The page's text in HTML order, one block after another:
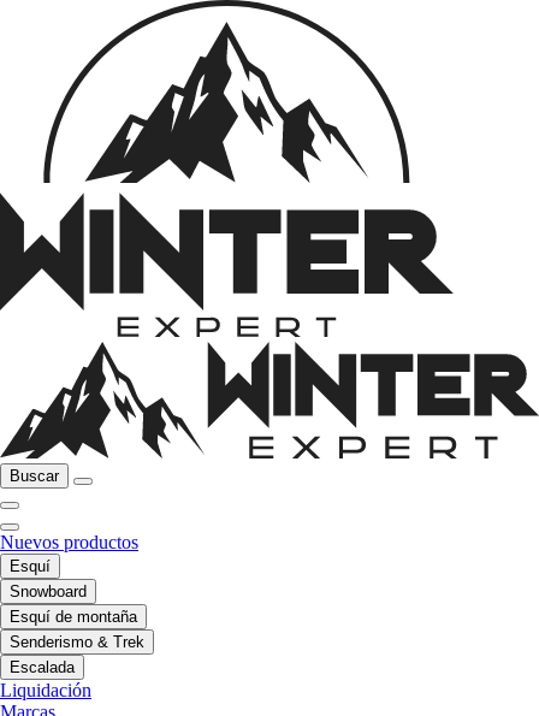
Buscar
Nuevos productos
Esquí
Snowboard
Esquí de montaña
Senderismo & Trek
Escalada
Liquidación
Marcas